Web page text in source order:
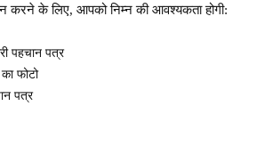
करने के लिए, आपको निम्न की आवश्यकता होगी:
पहचान पत्र
फोटो
पत्र